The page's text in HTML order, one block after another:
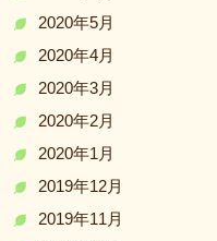
2020年5月
2020年4月
2020年3月
2020年2月
2020年1月
2019年12月
2019年11月